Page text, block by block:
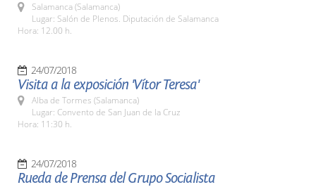
Salamanca (Salamanca)
Lugar: Salón de Plenos. Diputación de Salamanca
Hora: 12.00 h.
24/07/2018
Visita a la exposición 'Vítor Teresa'
Alba de Tormes (Salamanca)
Lugar: Convento de San Juan de la Cruz
Hora: 11:30 h.
24/07/2018
Rueda de Prensa del Grupo Socialista